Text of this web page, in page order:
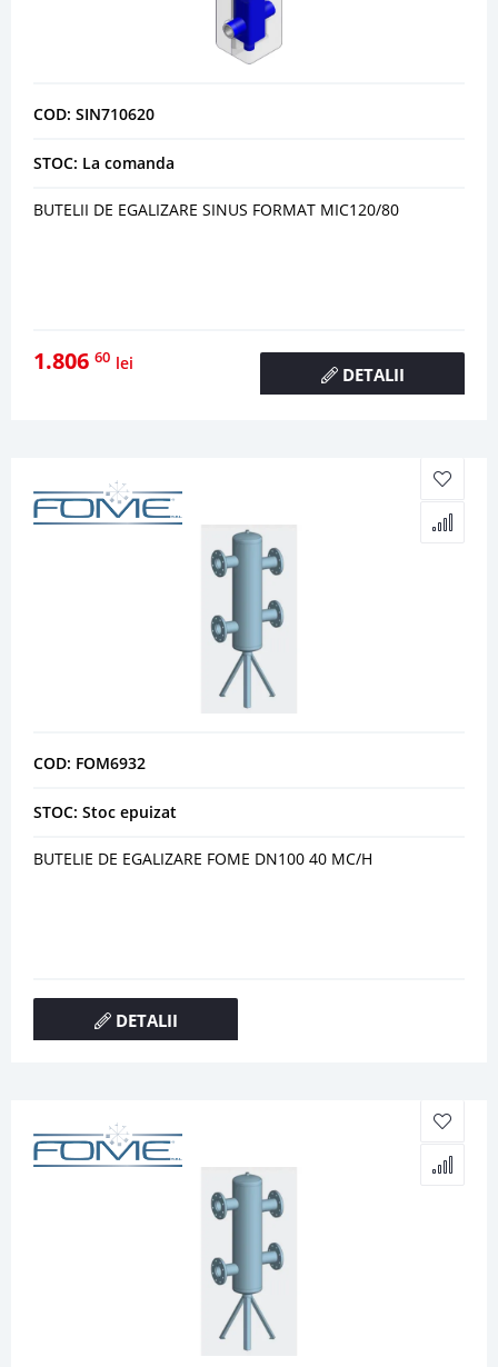
COD: SIN710620
STOC: La comanda
BUTELII DE EGALIZARE SINUS FORMAT MIC120/80
1.806 60 lei
DETALII
COD: FOM6932
STOC: Stoc epuizat
BUTELIE DE EGALIZARE FOME DN100 40 MC/H
DETALII